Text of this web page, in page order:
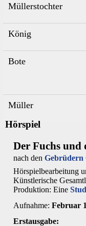
Müllerstochter
König
Bote
Müller
Hörspiel
Der Fuchs und
nach den Gebrüdern
Hörspielbearbeitung
Künstlerische
Produktion: Eine
Aufnahme: Februar
Erstausgabe: